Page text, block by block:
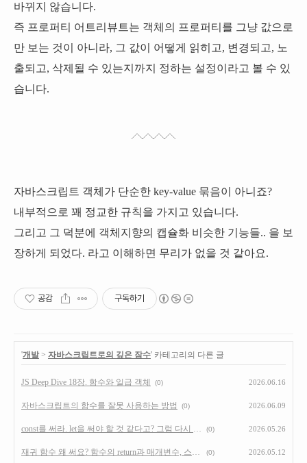
바뀌지 않습니다.
즉 프로퍼티 어트리뷰트는 객체의 프로퍼티를 그냥 값으로
만 보는 것이 아니라, 그 값이 어떻게 읽히고, 변경되고, 노
출되고, 삭제될 수 있는지까지 정하는 설정이라고 볼 수 있
습니다.
자바스크립트 객체가 단순한 key-value 묶음이 아니죠?
내부적으로 꽤 정교한 규칙을 가지고 있습니다.
그리고 그 덕분에 객체지향의 캡슐화 비슷한 기능들.. 을 보
장하게 되었다. 라고 이해하면 무리가 없을 것 같아요.
공감 구독하기
'개발 > 자바스크립트로의 깊은 잠수' 카테고리의 다른 글
JS Deep Dive 18장. 함수와 일급 객체 (0) 2026.06.16
자바스크립트의 함수를 잘못 사용하는 방법 (0) 2026.06.09
const를 써라. let을 써야 할 것 같다고? 그럼 다시 한 번 생각해보고 const를 써라. (0) 2026.05.26
재귀 함수 왜 써요? 함수의 return과 매개변수, 스코프 200% 활용하기 (0) 2026.05.12